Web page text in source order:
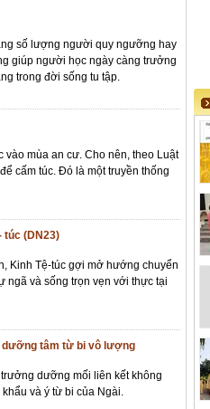
số lượng người quy ngưỡng hay
giúp người học ngày càng trưởng
trong đời sống tu tập.
vào mùa an cư. Cho nên, theo Luật
cấm túc. Đó là một truyền thống
túc (DN23)
Kinh Tệ-túc gợi mở hướng chuyển
ngã và sống trọn vẹn với thực tại
dưỡng tâm từ bi vô lượng
dưỡng mối liên kết không
và ý từ bi của Ngài.